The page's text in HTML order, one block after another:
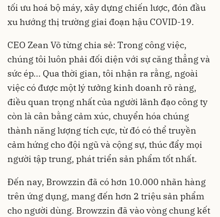
tối ưu hoá bộ máy, xây dựng chiến lược, đón đầu
xu hướng thị trường giai đoạn hậu COVID-19.
CEO Zean Võ từng chia sẻ: Trong công việc,
chúng tôi luôn phải đối diện với sự căng thẳng và
sức ép... Qua thời gian, tôi nhận ra rằng, ngoài
việc có được một lý tưởng kinh doanh rõ ràng,
điều quan trọng nhất của người lãnh đạo công ty
còn là cân bằng cảm xúc, chuyển hóa chúng
thành năng lượng tích cực, từ đó có thể truyền
cảm hứng cho đội ngũ và cộng sự, thúc đẩy mọi
người tập trung, phát triển sản phẩm tốt nhất.
Đến nay, Browzzin đã có hơn 10.000 nhãn hàng
trên ứng dụng, mang đến hơn 2 triệu sản phẩm
cho người dùng. Browzzin đã vào vòng chung kết